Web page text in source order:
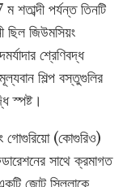
শতাব্দী পর্যন্ত তিনটি
ছিল জিউমসিয়ং
শ্রেণিবদ্ধ
শিল্প বস্তুগুলির
স্পষ্ট।
গোগুরিয়ো (কোগুরিও)
সাথে ক্রমাগত